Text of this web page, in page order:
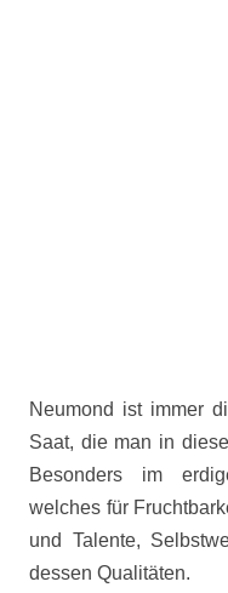
Neumond ist immer
Saat, die man in
Besonders im
welches für
und Talente,
dessen Qualitäten.